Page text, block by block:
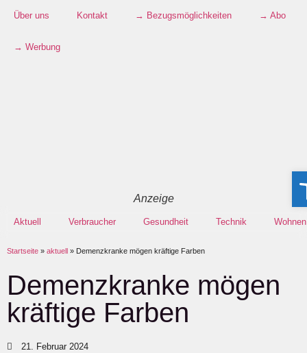
Über uns Kontakt → Bezugsmöglichkeiten → Abo
→ Werbung
Anzeige
Aktuell Verbraucher Gesundheit Technik Wohnen
Startseite » aktuell » Demenzkranke mögen kräftige Farben
Demenzkranke mögen
kräftige Farben
21. Februar 2024